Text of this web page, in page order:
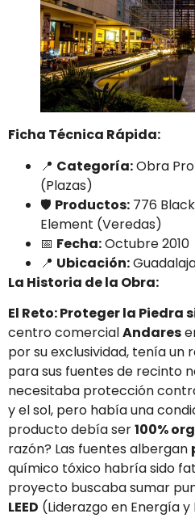
Ficha Técnica Rápida:
📍 Categoría:Obra
(Plazas)
🛡️ Productos: 776
Element (Veredas)
📅 Fecha:Octubre 2010
📍 Ubicación:
La Historia de la Obra:
El Reto: Proteger la Piedra
centro comercialAndares
por su exclusividad, tenía
para sus fuentes de recinto
necesitaba protección
y el sol, pero había una
producto debía ser100%
razón? Las fuentes albergan
químico tóxico habría sido
proyecto buscaba sumar
LEED (Liderazgo en Energía